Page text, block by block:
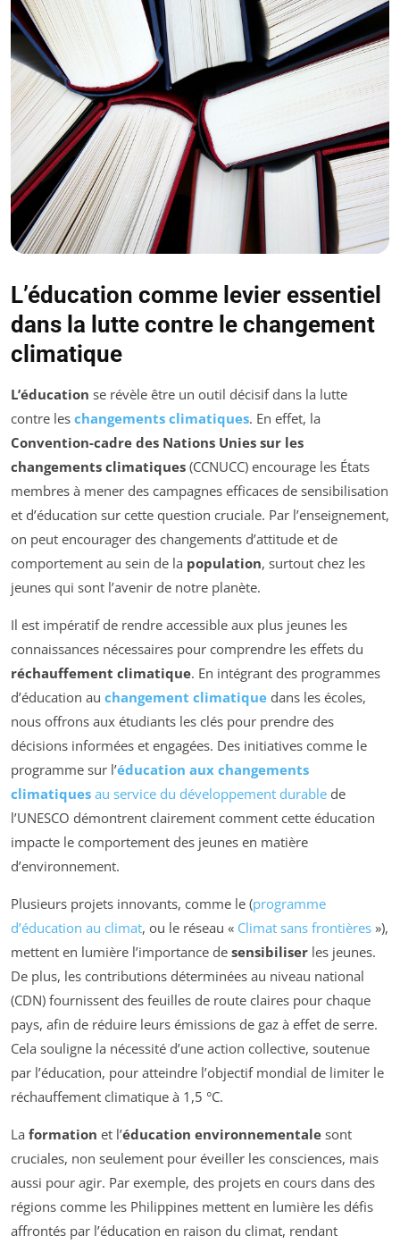
L’éducation comme levier essentiel
dans la lutte contre le changement
climatique
L’éducation se révèle être un outil décisif dans la lutte
contre les changements climatiques. En effet, la
Convention-cadre des Nations Unies sur les
changements climatiques (CCNUCC) encourage les États
membres à mener des campagnes efficaces de sensibilisation
et d’éducation sur cette question cruciale. Par l’enseignement,
on peut encourager des changements d’attitude et de
comportement au sein de la population, surtout chez les
jeunes qui sont l’avenir de notre planète.
Il est impératif de rendre accessible aux plus jeunes les
connaissances nécessaires pour comprendre les effets du
réchauffement climatique. En intégrant des programmes
d’éducation au changement climatique dans les écoles,
nous offrons aux étudiants les clés pour prendre des
décisions informées et engagées. Des initiatives comme le
programme sur l’éducation aux changements
climatiques au service du développement durable de
l’UNESCO démontrent clairement comment cette éducation
impacte le comportement des jeunes en matière
d’environnement.
Plusieurs projets innovants, comme le (programme
d’éducation au climat, ou le réseau « Climat sans frontières »),
mettent en lumière l’importance de sensibiliser les jeunes.
De plus, les contributions déterminées au niveau national
(CDN) fournissent des feuilles de route claires pour chaque
pays, afin de réduire leurs émissions de gaz à effet de serre.
Cela souligne la nécessité d’une action collective, soutenue
par l’éducation, pour atteindre l’objectif mondial de limiter le
réchauffement climatique à 1,5 °C.
La formation et l’éducation environnementale sont
cruciales, non seulement pour éveiller les consciences, mais
aussi pour agir. Par exemple, des projets en cours dans des
régions comme les Philippines mettent en lumière les défis
affrontés par l’éducation en raison du climat, rendant